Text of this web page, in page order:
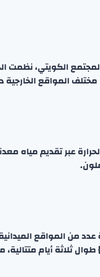
الكويتي، نظمت
المواقع
عبر تقديم مياه
من المواقع
ثلاثة أيام متتالية،